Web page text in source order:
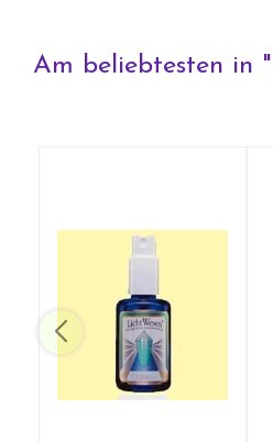
Am beliebtesten in "